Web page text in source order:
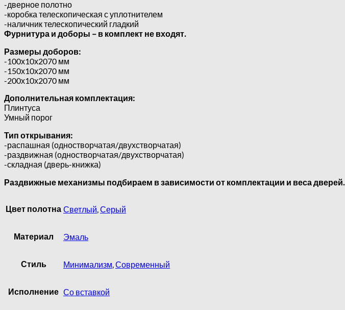
-дверное полотно
-коробка телескопическая с уплотнителем
-наличник телескопический гладкий
Фурнитура и доборы – в комплект не входят.
Размеры доборов:
-100х10х2070 мм
-150х10х2070 мм
-200х10х2070 мм
Дополнительная комплектация:
Плинтуса
Умный порог
Тип открывания:
-распашная (одностворчатая/двухстворчатая)
-раздвижная (одностворчатая/двухстворчатая)
-складная (дверь-книжка)
Раздвижные механизмы подбираем в зависимости от комплектации и веса дверей.
Цвет полотна Светлый,Серый
Материал Эмаль
Стиль Минимализм,Современный
Исполнение Со вставкой